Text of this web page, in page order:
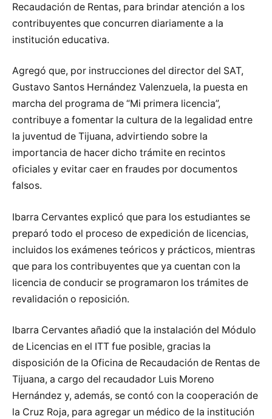
Recaudación de Rentas, para brindar atención a los
contribuyentes que concurren diariamente a la
institución educativa.
Agregó que, por instrucciones del director del SAT,
Gustavo Santos Hernández Valenzuela, la puesta en
marcha del programa de “Mi primera licencia”,
contribuye a fomentar la cultura de la legalidad entre
la juventud de Tijuana, advirtiendo sobre la
importancia de hacer dicho trámite en recintos
oficiales y evitar caer en fraudes por documentos
falsos.
Ibarra Cervantes explicó que para los estudiantes se
preparó todo el proceso de expedición de licencias,
incluidos los exámenes teóricos y prácticos, mientras
que para los contribuyentes que ya cuentan con la
licencia de conducir se programaron los trámites de
revalidación o reposición.
Ibarra Cervantes añadió que la instalación del Módulo
de Licencias en el ITT fue posible, gracias la
disposición de la Oficina de Recaudación de Rentas de
Tijuana, a cargo del recaudador Luis Moreno
Hernández y, además, se contó con la cooperación de
la Cruz Roja, para agregar un médico de la institución